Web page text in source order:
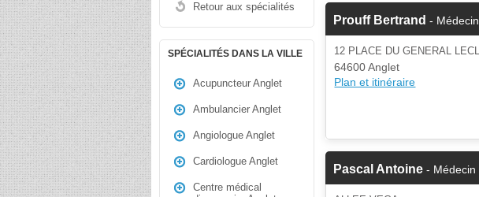
Retour aux spécialités
SPÉCIALITÉS DANS LA VILLE
Acupuncteur Anglet
Ambulancier Anglet
Angiologue Anglet
Cardiologue Anglet
Centre médical
Prouff Bertrand -
12 PLACE DU GENERAL
64600 Anglet
Plan et itinéraire
Pascal Antoine - Médecin